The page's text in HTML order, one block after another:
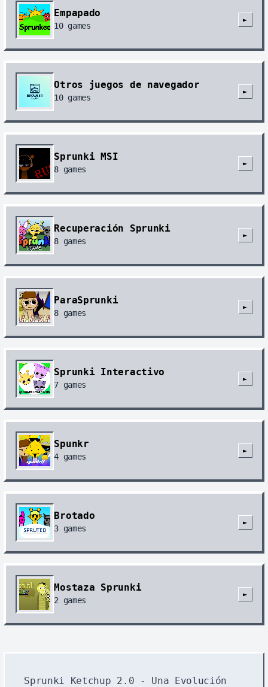
Empapado
10games
►
Otros juegos de navegador
10games
►
Sprunki MSI
8 games
►
Recuperación Sprunki
8 games
►
ParaSprunki
8 games
►
Sprunki Interactivo
7 games
►
Spunkr
4 games
►
Brotado
3 games
►
Mostaza Sprunki
2 games
►
Sprunki Ketchup 2.0 - Una Evolución